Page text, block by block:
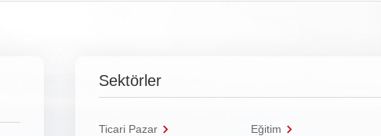
Sektörler
Ticari Pazar Eğitim